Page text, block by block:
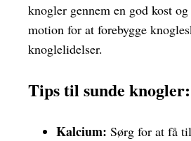
knogler gennem en god kost
motion for at forebygge
knoglelidelser.
Tips til sunde knogler:
Kalcium: Sørg for at få